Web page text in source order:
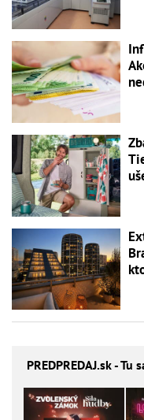
PREDPREDAJ.sk - Tu